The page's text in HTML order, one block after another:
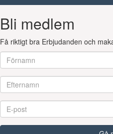
Bli medlem
Få riktigt bra Erbjudanden och